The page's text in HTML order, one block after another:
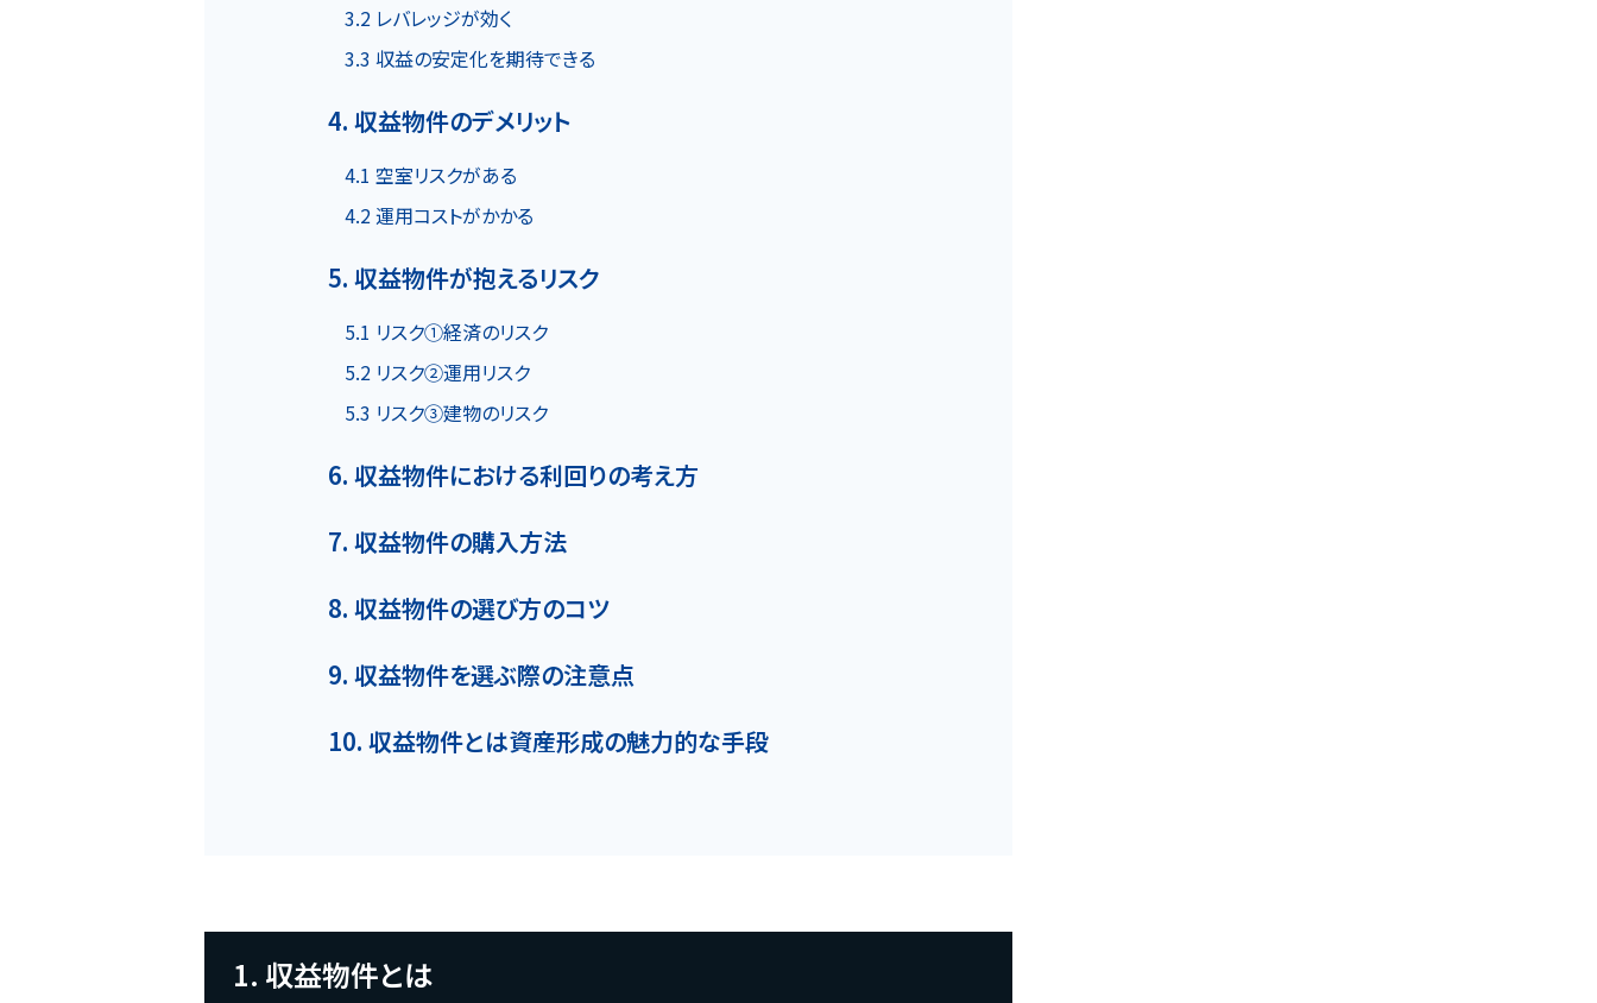
MOVEが選ばれる理由
名古屋・大阪・広島エリアの魅力
個人情報保護方針 カスタマーハラスメントに関する基本方針
3.2 レバレッジが効く
3.3 収益の安定化を期待できる
4. 収益物件のデメリット
4.1 空室リスクがある
4.2 運用コストがかかる
5. 収益物件が抱えるリスク
5.1 リスク①経済のリスク
5.2 リスク②運用リスク
5.3 リスク③建物のリスク
6. 収益物件における利回りの考え方
7. 収益物件の購入方法
8. 収益物件の選び方のコツ
9. 収益物件を選ぶ際の注意点
10. 収益物件とは資産形成の魅力的な手段
1. 収益物件とは